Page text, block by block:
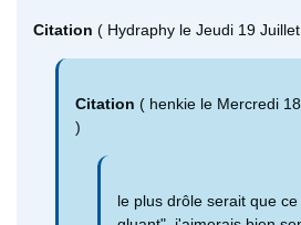
Citation ( Hydraphy le Jeudi 19
Citation ( henkie le Mercredi
)
le plus drôle serait que